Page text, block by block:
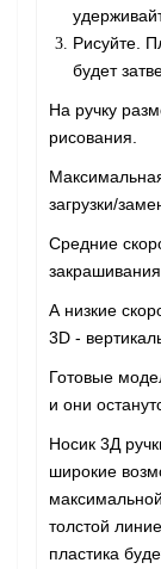
Рисуйте.
будет
На ручку
рисования.
загрузки/
Средние
А низкие
3D -
Готовые
и они
Носик 3Д
широкие
толстой
пластика